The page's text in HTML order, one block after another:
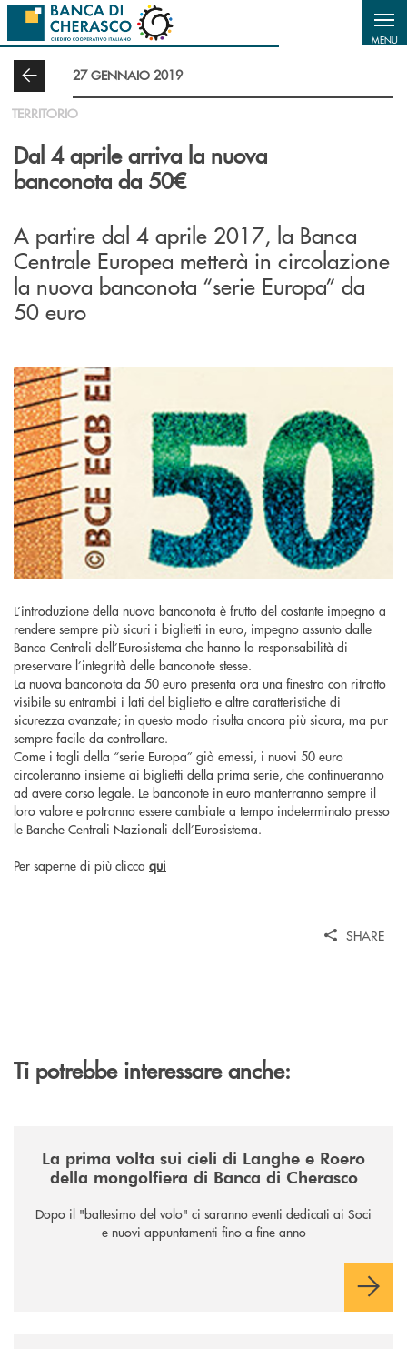
Salta al contenuto principale
MENU
27 GENNAIO 2019
TERRITORIO
Dal 4 aprile arriva la nuova
banconota da 50€
A partire dal 4 aprile 2017, la Banca
Centrale Europea metterà in circolazione
la nuova banconota “serie Europa” da
50 euro
L’introduzione della nuova banconota è frutto del costante impegno a
rendere sempre più sicuri i biglietti in euro, impegno assunto dalle
Banca Centrali dell’Eurosistema che hanno la responsabilità di
preservare l’integrità delle banconote stesse.
La nuova banconota da 50 euro presenta ora una finestra con ritratto
visibile su entrambi i lati del biglietto e altre caratteristiche di
sicurezza avanzate; in questo modo risulta ancora più sicura, ma pur
sempre facile da controllare.
Come i tagli della “serie Europa” già emessi, i nuovi 50 euro
circoleranno insieme ai biglietti della prima serie, che continueranno
ad avere corso legale. Le banconote in euro manterranno sempre il
loro valore e potranno essere cambiate a tempo indeterminato presso
le Banche Centrali Nazionali dell’Eurosistema.
Per saperne di più clicca qui
SHARE
Ti potrebbe interessare anche:
La prima volta sui cieli di Langhe e Roero
della mongolfiera di Banca di Cherasco
Dopo il "battesimo del volo" ci saranno eventi dedicati ai Soci
e nuovi appuntamenti fino a fine anno